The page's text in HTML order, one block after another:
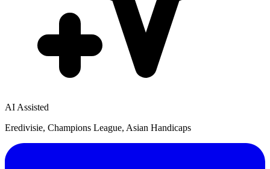
AI Assisted
Eredivisie, Champions League, Asian Handicaps